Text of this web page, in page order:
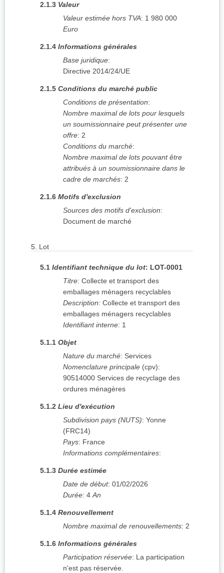
2.1.3 Valeur
Valeur estimée hors TVA: 1 980 000
Euro
2.1.4 Informations générales
Base juridique:
Directive 2014/24/UE
2.1.5 Conditions du marché public
Conditions de présentation:
Nombre maximal de lots pour lesquels
un soumissionnaire peut présenter une
offre: 2
Conditions du marché:
Nombre maximal de lots pouvant être
attribués à un soumissionnaire dans le
cadre de marchés: 2
2.1.6 Motifs d'exclusion
Sources des motifs d'exclusion:
Document de marché
5. Lot
5.1 Identifiant technique du lot: LOT-0001
Titre: Collecte et transport des
emballages ménagers recyclables
Description: Collecte et transport des
emballages ménagers recyclables
Identifiant interne: 1
5.1.1 Objet
Nature du marché: Services
Nomenclature principale (cpv):
90514000 Services de recyclage des
ordures ménagères
5.1.2 Lieu d'exécution
Subdivision pays (NUTS): Yonne
(FRC14)
Pays: France
Informations complémentaires:
5.1.3 Durée estimée
Date de début: 01/02/2026
Durée: 4 An
5.1.4 Renouvellement
Nombre maximal de renouvellements: 2
5.1.6 Informations générales
Participation réservée: La participation
n'est pas réservée.